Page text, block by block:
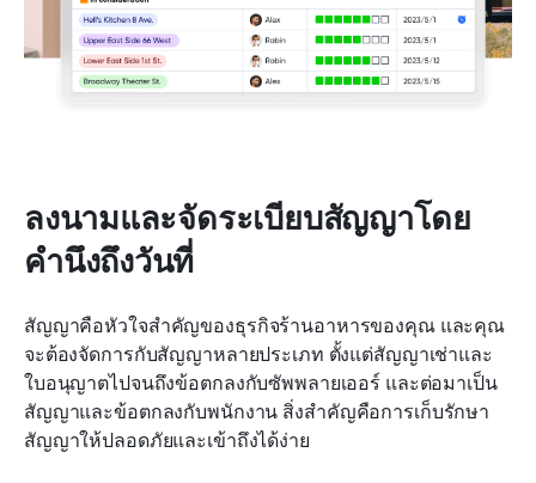
ลงนามและจัดระเบียบสัญญาโดย
คำนึงถึงวันที่
สัญญาคือหัวใจสำคัญของธุรกิจร้านอาหารของคุณ และคุณ
จะต้องจัดการกับสัญญาหลายประเภท ตั้งแต่สัญญาเช่าและ
ใบอนุญาตไปจนถึงข้อตกลงกับซัพพลายเออร์ และต่อมาเป็น
สัญญาและข้อตกลงกับพนักงาน สิ่งสำคัญคือการเก็บรักษา
สัญญาให้ปลอดภัยและเข้าถึงได้ง่าย